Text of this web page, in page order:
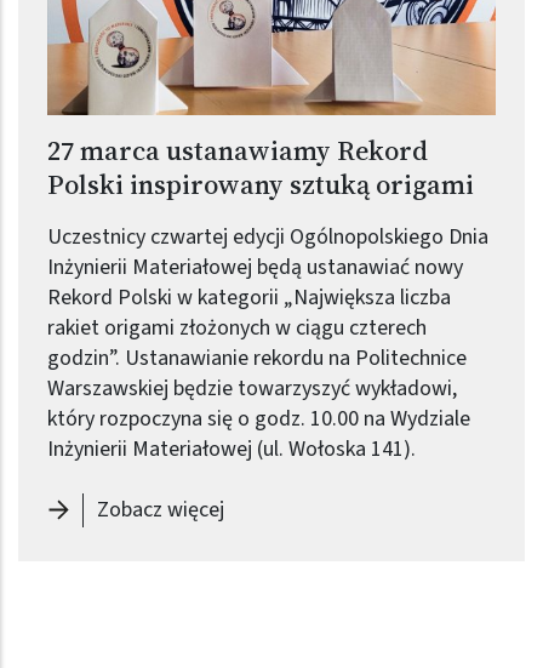
27 marca ustanawiamy Rekord
Polski inspirowany sztuką origami
Uczestnicy czwartej edycji Ogólnopolskiego Dnia
Inżynierii Materiałowej będą ustanawiać nowy
Rekord Polski w kategorii „Największa liczba
rakiet origami złożonych w ciągu czterech
godzin”. Ustanawianie rekordu na Politechnice
Warszawskiej będzie towarzyszyć wykładowi,
który rozpoczyna się o godz. 10.00 na Wydziale
Inżynierii Materiałowej (ul. Wołoska 141).
Zobacz więcej-